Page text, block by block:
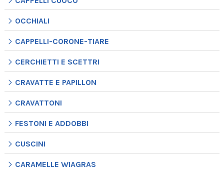
OCCHIALI
CAPPELLI-CORONE-TIARE
CERCHIETTI E SCETTRI
CRAVATTE E PAPILLON
CRAVATTONI
FESTONI E ADDOBBI
CUSCINI
CARAMELLE WIAGRAS